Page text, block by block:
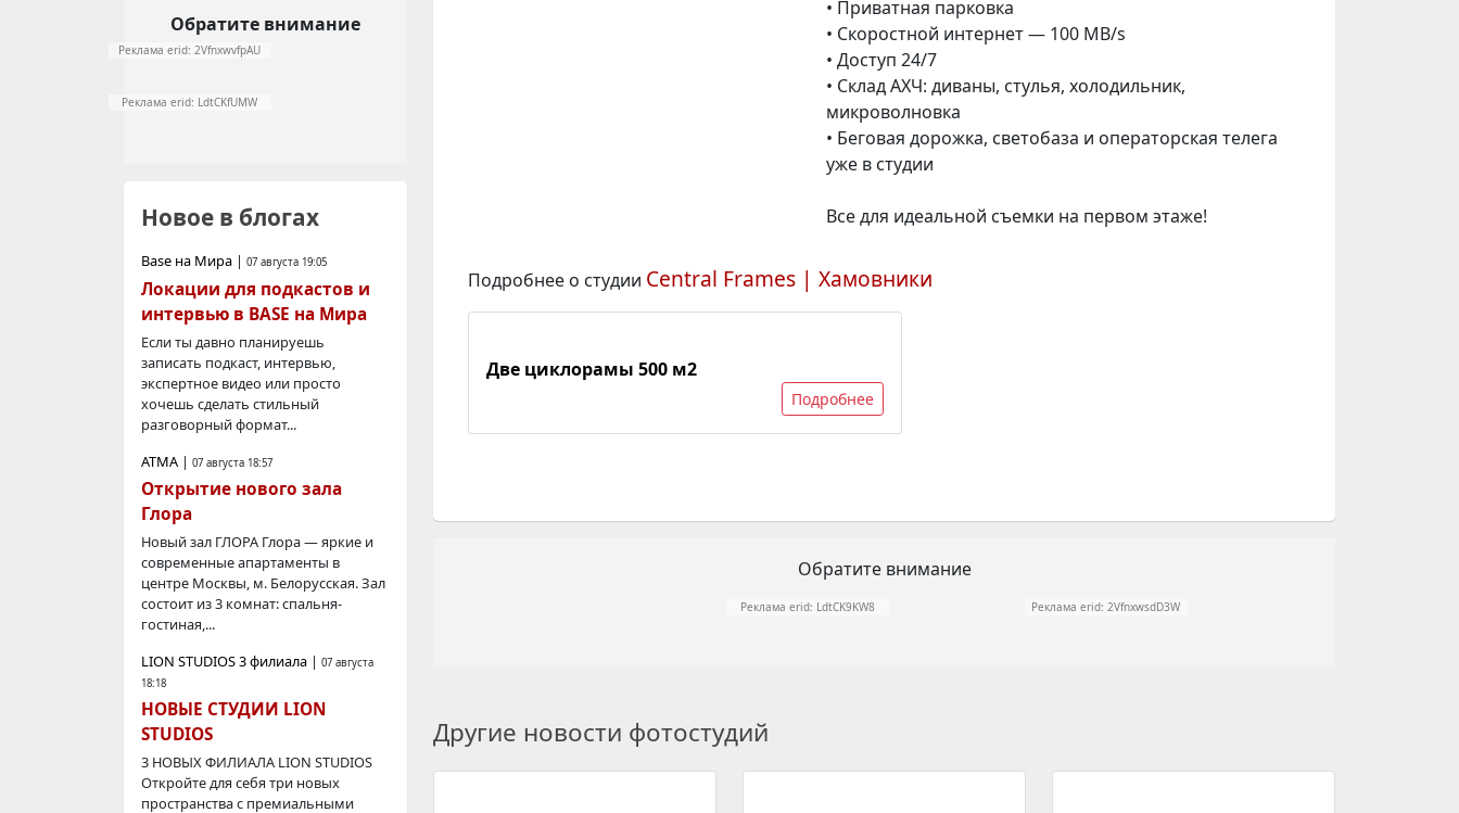
• Приватная парковка
• Скоростной интернет — 100 MB/s
• Доступ 24/7
• Склад AXЧ: диваны, стулья, холодильник,
микроволновка
• Беговая дорожка, светобаза и операторская телега
уже в студии
Все для идеальной съемки на первом этаже!
Подробнее о студии Central Frames | Хамовники
Две циклорамы 500 м2
Подробнее
Обратите внимание
Реклама erid: LdtCK9KW8 Реклама erid: 2VfnxwsdD3W
Другие новости фотостудий
Обратите внимание
Реклама erid: 2VfnxwvfpAU
Реклама erid: LdtCKfUMW
Новое в блогах
Base на Мира | 07 августа 19:05
Локации для подкастов и
интервью в BASE на Мира
Если ты давно планируешь
записать подкаст, интервью,
экспертное видео или просто
хочешь сделать стильный
разговорный формат...
АТМА | 07 августа 18:57
Открытие нового зала
Глора
Новый зал ГЛОРА Глора — яркие и
современные апартаменты в
центре Москвы, м. Белорусская. Зал
состоит из 3 комнат: спальня-
гостиная,...
LION STUDIOS 3 филиала | 07 августа
18:18
НОВЫЕ СТУДИИ LION
STUDIOS
3 НОВЫХ ФИЛИАЛА LION STUDIOS
Откройте для себя три новых
пространства с премиальными